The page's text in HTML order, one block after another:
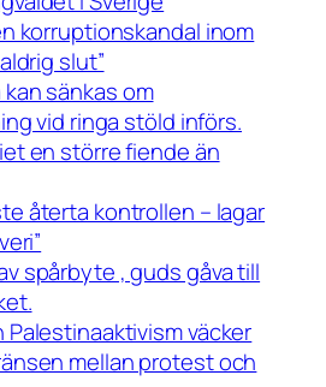
korruptionskandal inom
slut”
sänkas om
vid ringa stöld införs.
en större fiende än
återta kontrollen – lagar
spårbyte , guds gåva till
Palestinaaktivism väcker
mellan protest och